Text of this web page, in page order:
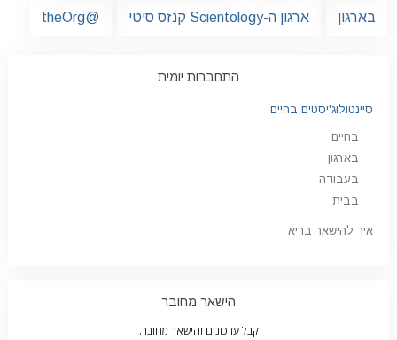
בארגון ארגון ה-Scientology קנזס סיטי @theOrg
התחברות יומית
סיינטולוג'יסטים בחיים
בחיים
בארגון
בעבודה
בבית
איך להישאר בריא
הישאר מחובר
קבל עדכונים והישאר מחובר.